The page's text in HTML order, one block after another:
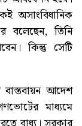
অসাংবিধানিক
বলেছেন, তিনি
কিন্তু সেটি
আদেশ
মাধ্যমে